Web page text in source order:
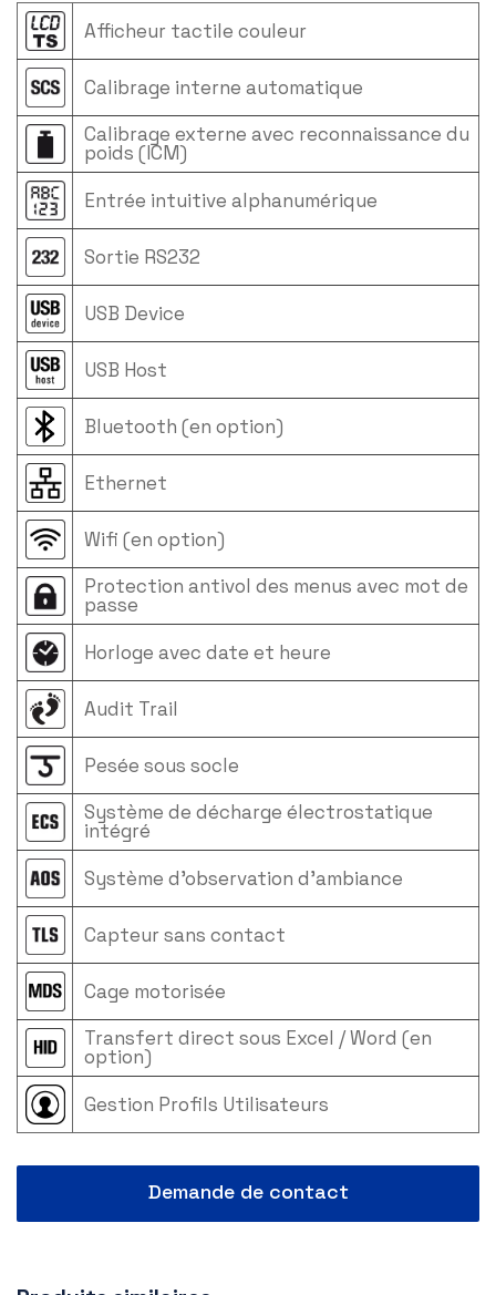
Afficheur tactile couleur
Calibrage interne automatique
Calibrage externe avec reconnaissance du
poids (ICM)
Entrée intuitive alphanumérique
Sortie RS232
USB Device
USB Host
Bluetooth (en option)
Ethernet
Wifi (en option)
Protection antivol des menus avec mot de
passe
Horloge avec date et heure
Audit Trail
Pesée sous socle
Système de décharge électrostatique
intégré
Système d’observation d’ambiance
Capteur sans contact
Cage motorisée
Transfert direct sous Excel / Word (en
option)
Gestion Profils Utilisateurs
Demande de contact